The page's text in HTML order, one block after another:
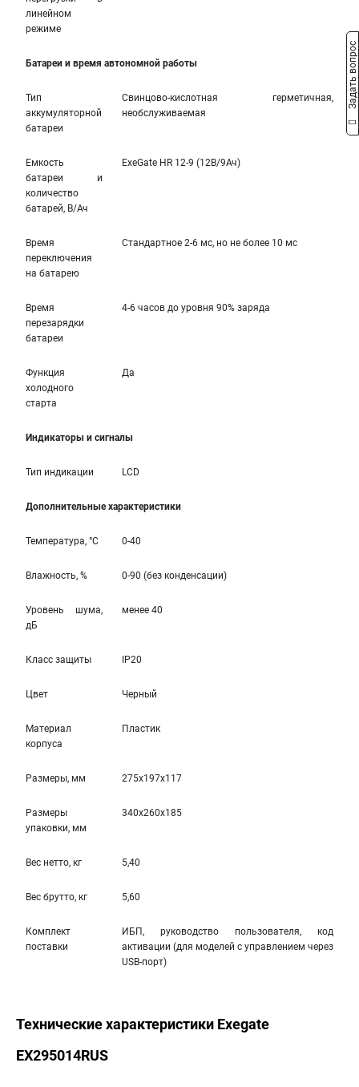
линейном
режиме
Батареи и время автономной работы
Тип
аккумуляторной
батареи
Свинцово-кислотная герметичная,
необслуживаемая
Емкость
батареи и
количество
батарей, В/Ач
ExeGate HR 12-9 (12В/9Ач)
Время
переключения
на батарею
Стандартное 2-6 мс, но не более 10 мс
Время
перезарядки
батареи
4-6 часов до уровня 90% заряда
Функция
холодного
старта
Да
Индикаторы и сигналы
Тип индикации LCD
Дополнительные характеристики
Температура, °С 0-40
Влажность, % 0-90 (без конденсации)
Уровень шума,
дБ
менее 40
Класс защиты IP20
Цвет Черный
Материал
корпуса
Пластик
Размеры, мм 275x197x117
Размеры
упаковки, мм
340x260x185
Вес нетто, кг 5,40
Вес брутто, кг 5,60
Комплект
поставки
ИБП, руководство пользователя, код
активации (для моделей с управлением через
USB-порт)
Технические характеристики Exegate
EX295014RUS
Задать вопрос